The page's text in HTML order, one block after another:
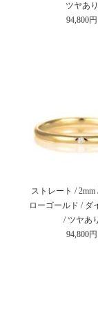
ツヤあり
94,800円
ストレート / 2mm
ローゴールド / ダ
/ ツヤあり
94,800円